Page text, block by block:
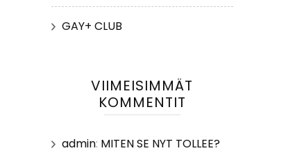
GAY+ CLUB
VIIMEISIMMÄT
KOMMENTIT
admin: MITEN SE NYT TOLLEE?